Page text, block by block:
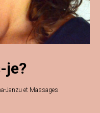
je?
Janzu et Massages